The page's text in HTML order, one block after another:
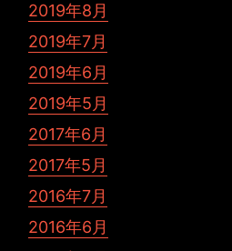
2019年8月
2019年7月
2019年6月
2019年5月
2017年6月
2017年5月
2016年7月
2016年6月